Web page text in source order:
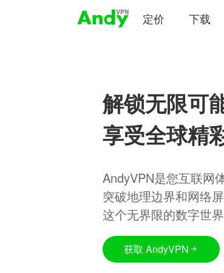
定价 下载
解锁无限可
享受全球精
AndyVPN是您互联网
突破地理边界和网络
这个无界限的数字世界
获取 AndyVPN